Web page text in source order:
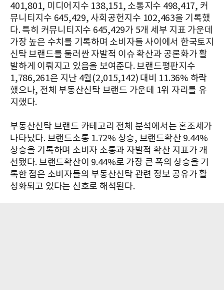
401,801, 미디어지수 138,151, 소통지수 498,417, 커
뮤니티지수 645,429, 사회공헌지수 102,463을 기록했
다. 특히 커뮤니티지수 645,429가 5개 세부 지표 가운데
가장 높은 수치를 기록하며 소비자들 사이에서 한국토지
신탁 브랜드를 둘러싼 자발적 이슈 확산과 공론화가 활
발하게 이뤄지고 있음을 보여준다. 브랜드평판지수
1,786,261은 지난 4월(2,015,142) 대비 11.36% 하락
했으나, 전체 부동산신탁 브랜드 가운데 1위 자리를 유
지했다.
부동산신탁 브랜드 카테고리 전체 분석에서는 혼조세가
나타났다. 브랜드소통 1.72% 상승, 브랜드확산 9.44%
상승을 기록하며 소비자 소통과 자발적 확산 지표가 개
선됐다. 브랜드확산이 9.44%로 가장 큰 폭의 상승을 기
록한 점은 소비자들의 부동산신탁 관련 정보 공유가 활
성화되고 있다는 신호로 해석된다.